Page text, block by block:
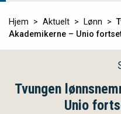
Hjem Aktuelt Lønn
Akademikerne – Unio
Tvungen
Unio